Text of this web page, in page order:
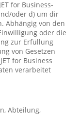
for Business-
oder d) um dir
Abhängig von den
oder die
zur Erfüllung
von Gesetzen
for Business
verarbeitet
Abteilung,